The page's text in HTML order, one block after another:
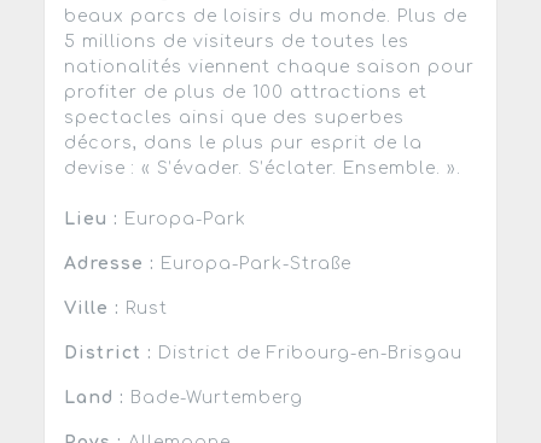
beaux parcs de loisirs du monde. Plus de
5 millions de visiteurs de toutes les
nationalités viennent chaque saison pour
profiter de plus de 100 attractions et
spectacles ainsi que des superbes
décors, dans le plus pur esprit de la
devise : « S’évader. S’éclater. Ensemble. ».
Lieu : Europa-Park
Adresse : Europa-Park-Straße
Ville : Rust
District : District de Fribourg-en-Brisgau
Land : Bade-Wurtemberg